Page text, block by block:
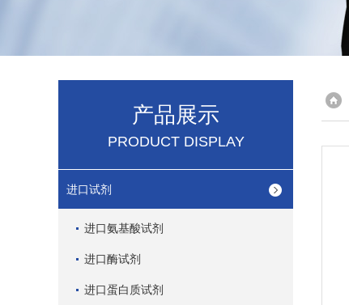
产品展示
PRODUCT DISPLAY
进口试剂
进口氨基酸试剂
进口酶试剂
进口蛋白质试剂